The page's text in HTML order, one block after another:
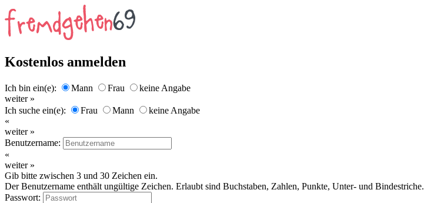
Kostenlos anmelden
Ich bin ein(e): Mann Frau
keine Angabe
weiter »
Ich suche ein(e):
Frau Mann
keine Angabe
«
weiter »
Benutzername:
«
weiter »
Gib bitte zwischen 3 und 30 Zeichen ein.
Der Benutzername enthält ungültige Zeichen. Erlaubt sind Buchstaben, Zahlen, Punkte, Unter- und Bindestriche.
Passwort: